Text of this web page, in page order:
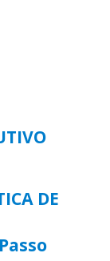
DE